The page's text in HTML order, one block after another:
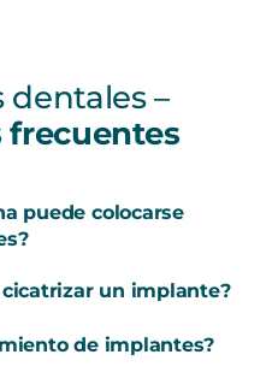
–
frecuentes
puede colocarse
un implante?
de implantes?